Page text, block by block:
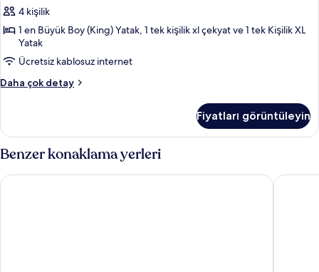
4 kişilik
1 en Büyük Boy (King) Yatak, 1 tek kişilik xl çekyat ve 1 tek Kişilik XL
Yatak
Ücretsiz kablosuz internet
Daha çok detay
Family
fazla
detay
Fiyatları görüntüleyin
Benzer konaklama yerleri
Holiday Inn Express Baden-Baden by IHG Hotel